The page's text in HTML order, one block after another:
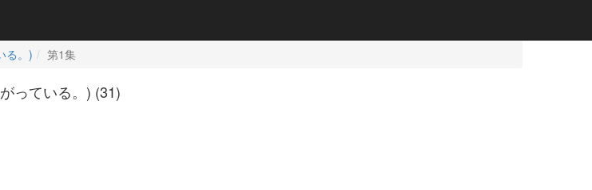
る。) 第1集
っている。) (31)